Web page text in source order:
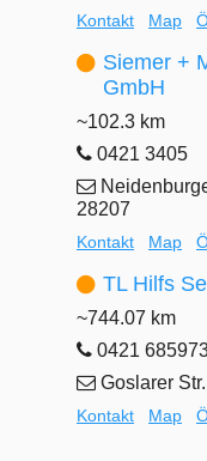
Kontakt Map
Siemer +
GmbH
~102.3 km
0421 3405
28207
Kontakt Map
TL Hilfs
~744.07 km
0421
Goslarer
Kontakt Map